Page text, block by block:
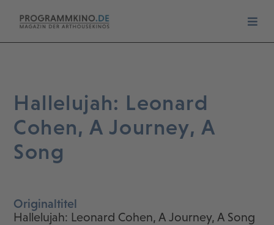
Hallelujah: Leonard
Cohen, A Journey, A
Song
Originaltitel
Hallelujah: Leonard Cohen, A Journey, A Song